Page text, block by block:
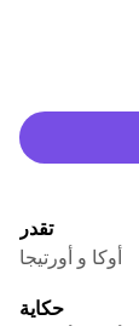
تقدر
أوكا و أورتيجا
حكاية